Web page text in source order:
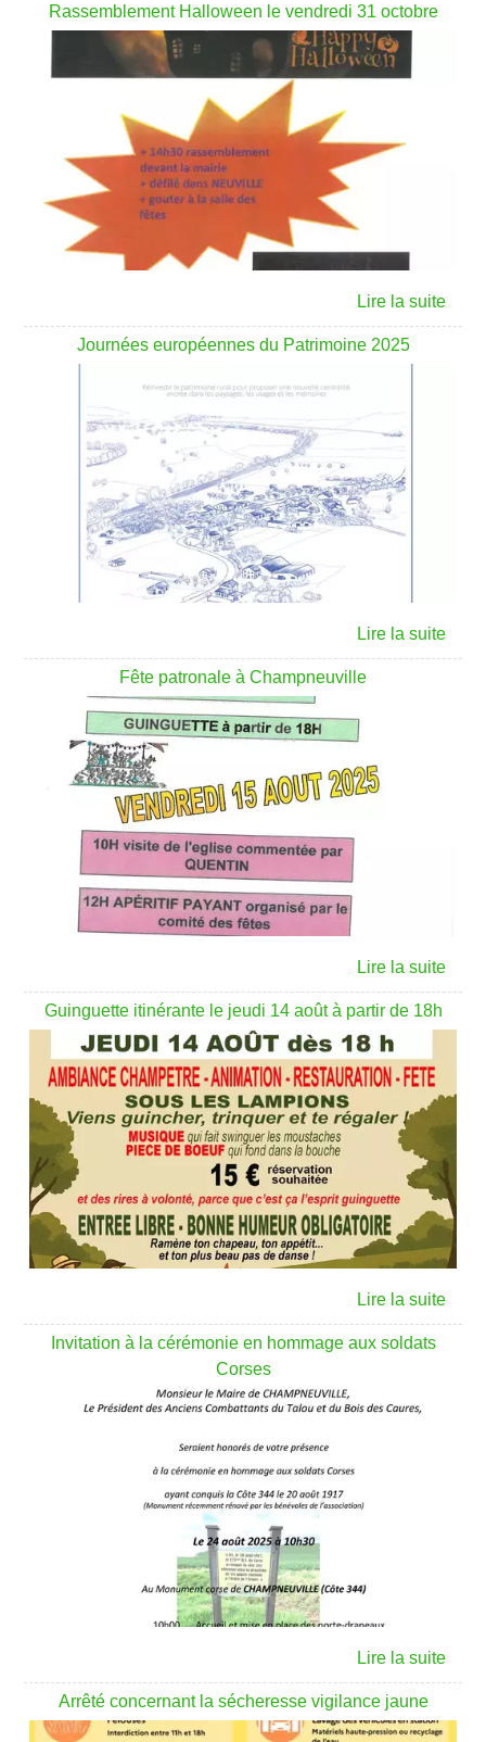
Rassemblement Halloween le vendredi 31 octobre
Journées européennes du Patrimoine 2025
Fête patronale à Champneuville
Guinguette itinérante le jeudi 14 août à partir de 18h
Invitation à la cérémonie en hommage aux soldats
Corses
Arrêté concernant la sécheresse vigilance jaune